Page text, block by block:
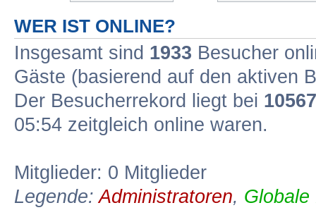
WER IST ONLINE?
Insgesamt sind 1933 Besucher
Gäste (basierend auf den aktiven
Der Besucherrekord liegt bei 10567
05:54 zeitgleich online waren.
Mitglieder: 0 Mitglieder
Legende:Administratoren, Globale